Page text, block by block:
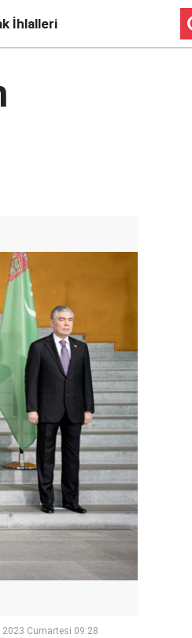
İhlalleri
2023 Cumartesi 09:28